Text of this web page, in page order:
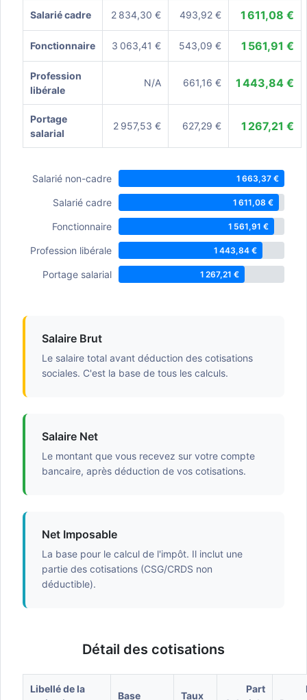
Salarié cadre 2 834,30 € 493,92 € 1 611,08 €
Fonctionnaire 3 063,41 € 543,09 € 1 561,91 €
Profession
libérale
N/A 661,16 € 1 443,84 €
Portage
salarial
2 957,53 € 627,29 € 1 267,21 €
Salarié non-cadre 1 663,37 €
Salarié cadre 1 611,08 €
Fonctionnaire 1 561,91 €
Profession libérale 1 443,84 €
Portage salarial 1 267,21 €
Salaire Brut
Le salaire total avant déduction des cotisations
sociales. C'est la base de tous les calculs.
Salaire Net
Le montant que vous recevez sur votre compte
bancaire, après déduction de vos cotisations.
Net Imposable
La base pour le calcul de l'impôt. Il inclut une
partie des cotisations (CSG/CRDS non
déductible).
Détail des cotisations
Libellé de la
Base Taux
Part